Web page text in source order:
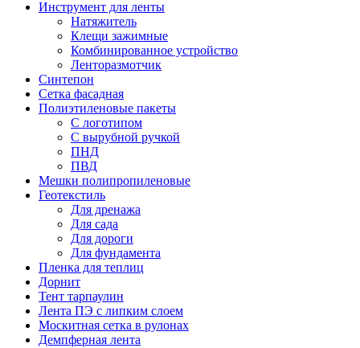
Инструмент для ленты
Натяжитель
Клещи зажимные
Комбинированное устройство
Ленторазмотчик
Синтепон
Сетка фасадная
Полиэтиленовые пакеты
С логотипом
С вырубной ручкой
ПНД
ПВД
Мешки полипропиленовые
Геотекстиль
Для дренажа
Для сада
Для дороги
Для фундамента
Пленка для теплиц
Дорнит
Тент тарпаулин
Лента ПЭ с липким слоем
Москитная сетка в рулонах
Демпферная лента